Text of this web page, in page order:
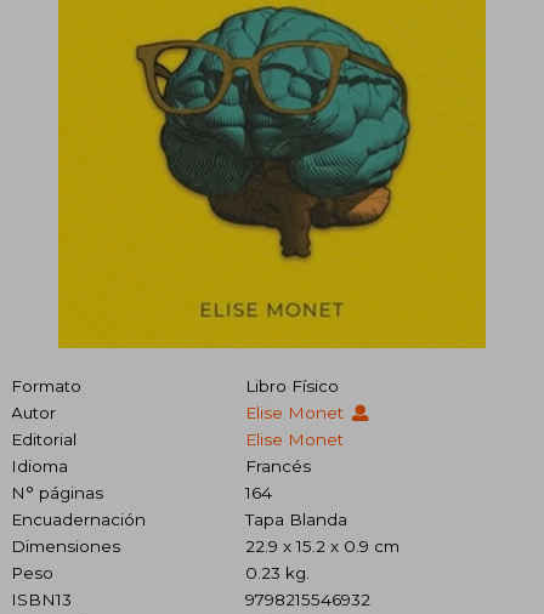
Formato
Libro Físico
Autor
Elise Monet
Editorial
Elise Monet
Idioma
Francés
N° páginas
164
Encuadernación
Tapa Blanda
Dimensiones
22.9 x 15.2 x 0.9 cm
Peso
0.23 kg.
ISBN13
9798215546932